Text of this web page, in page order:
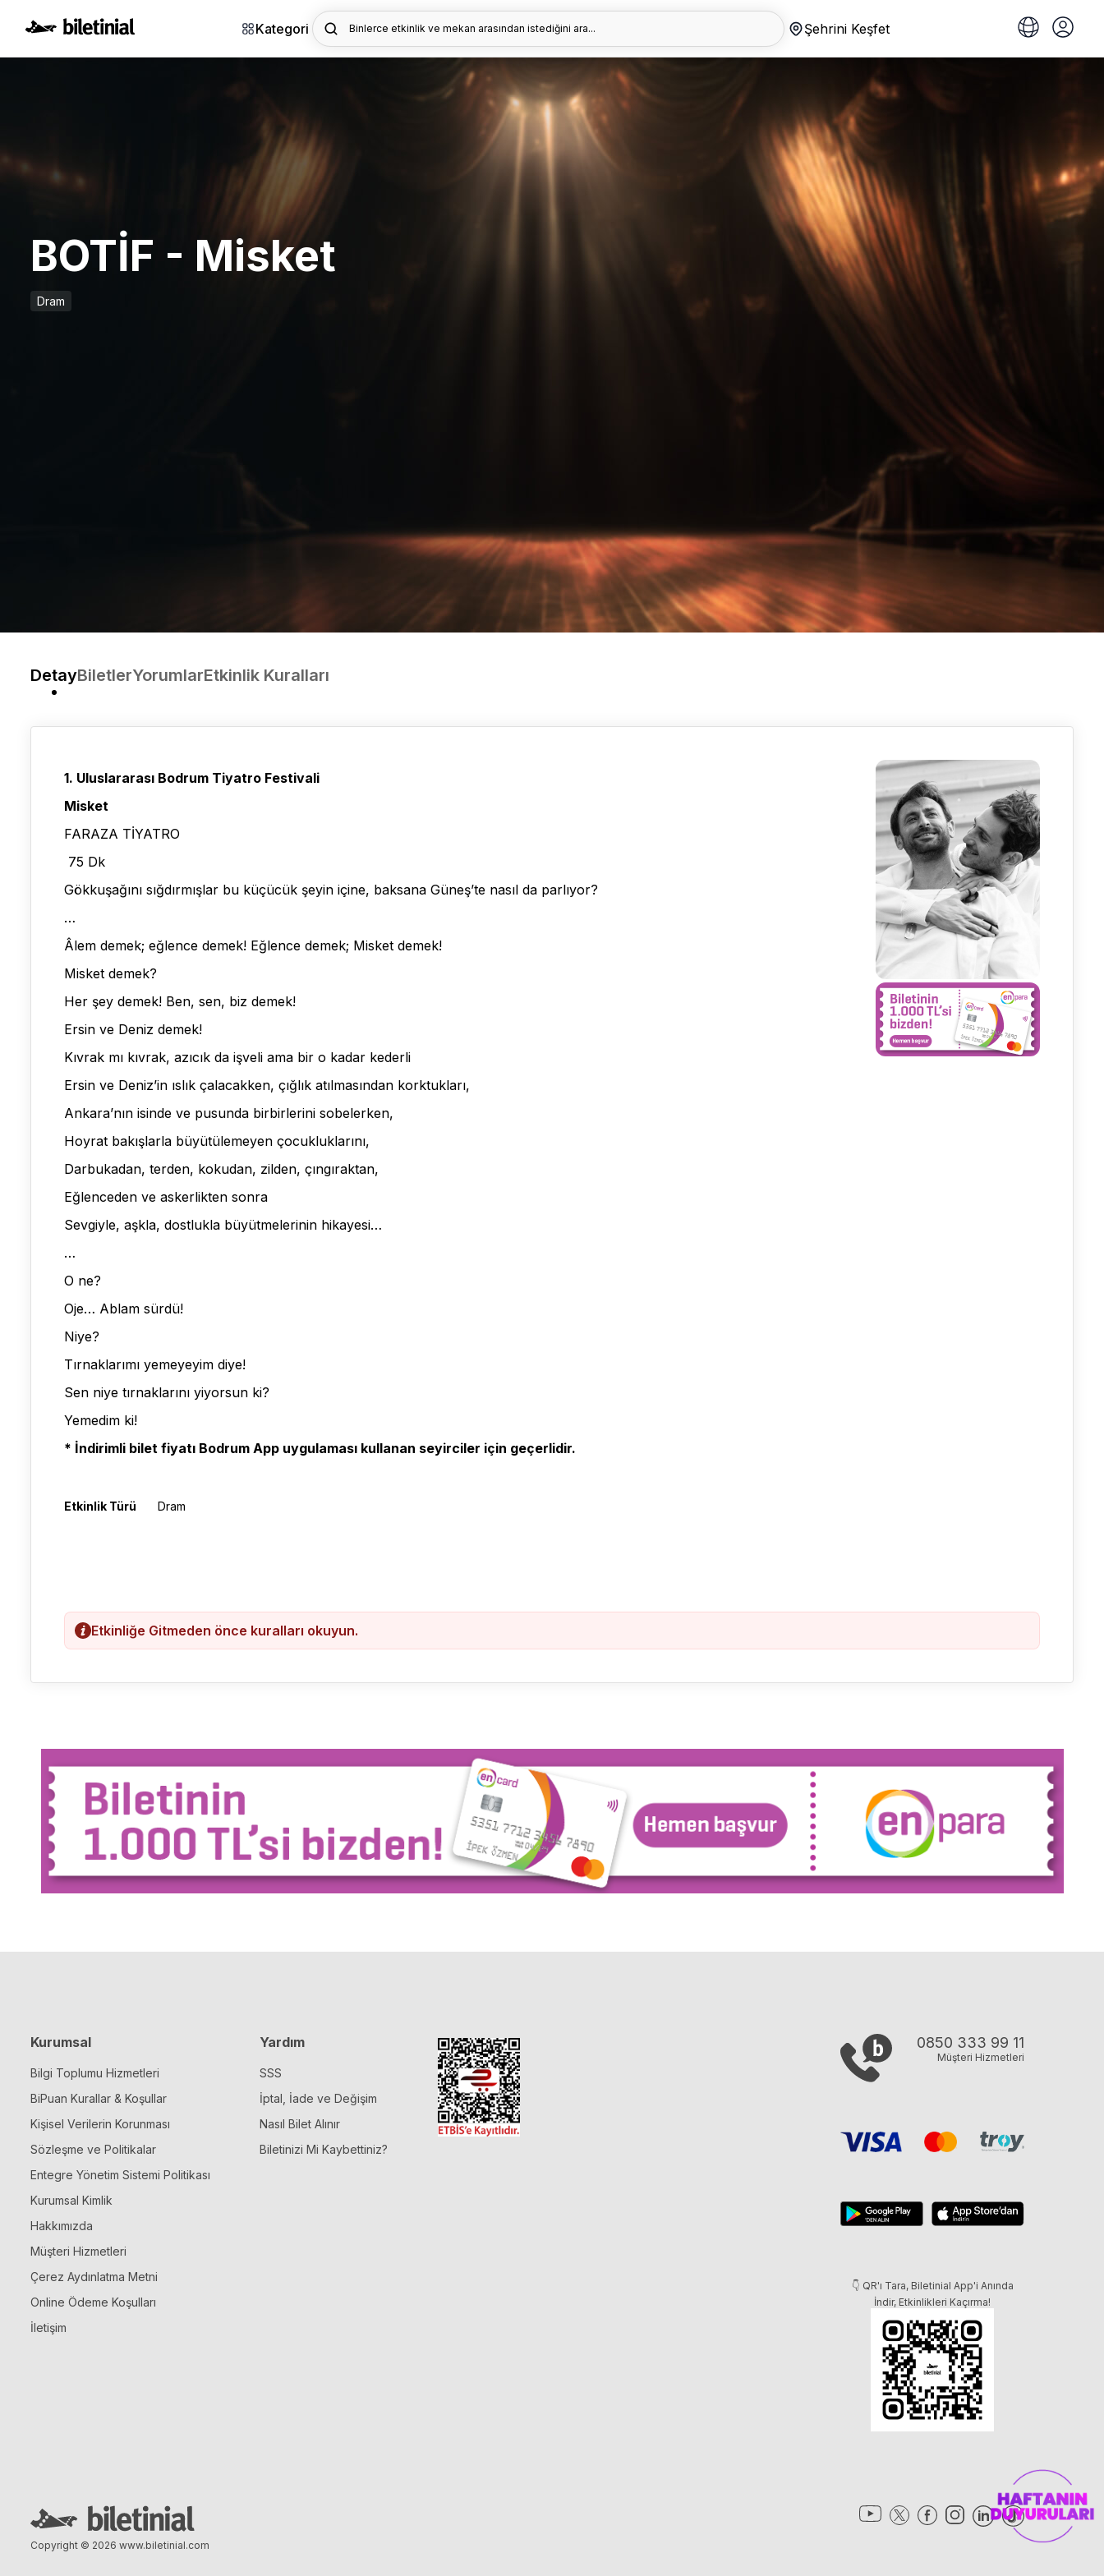
Kategori Binlerce etkinlik ve mekan arasından istediğini ara... Şehrini Keşfet
BOTİF - Misket
Dram
DetayBiletlerYorumlarEtkinlik Kuralları
1. Uluslararası Bodrum Tiyatro Festivali
Misket
FARAZA TİYATRO
75 Dk
Gökkuşağını sığdırmışlar bu küçücük şeyin içine, baksana Güneş’te nasıl da parlıyor?
…
Âlem demek; eğlence demek! Eğlence demek; Misket demek!
Misket demek?
Her şey demek! Ben, sen, biz demek!
Ersin ve Deniz demek!
Kıvrak mı kıvrak, azıcık da işveli ama bir o kadar kederli
Ersin ve Deniz’in ıslık çalacakken, çığlık atılmasından korktukları,
Ankara’nın isinde ve pusunda birbirlerini sobelerken,
Hoyrat bakışlarla büyütülemeyen çocukluklarını,
Darbukadan, terden, kokudan, zilden, çıngıraktan,
Eğlenceden ve askerlikten sonra
Sevgiyle, aşkla, dostlukla büyütmelerinin hikayesi…
…
O ne?
Oje… Ablam sürdü!
Niye?
Tırnaklarımı yemeyeyim diye!
Sen niye tırnaklarını yiyorsun ki?
Yemedim ki!
* İndirimli bilet fiyatı Bodrum App uygulaması kullanan seyirciler için geçerlidir.
Etkinlik Türü Dram
Etkinliğe Gitmeden önce kuralları okuyun.
Kurumsal
Bilgi Toplumu Hizmetleri
BiPuan Kurallar & Koşullar
Kişisel Verilerin Korunması
Sözleşme ve Politikalar
Entegre Yönetim Sistemi Politikası
Kurumsal Kimlik
Hakkımızda
Müşteri Hizmetleri
Çerez Aydınlatma Metni
Online Ödeme Koşulları
İletişim
Yardım
SSS
İptal, İade ve Değişim
Nasıl Bilet Alınır
Biletinizi Mi Kaybettiniz?
0850 333 99 11
Müşteri Hizmetleri
👇 QR'ı Tara, Biletinial App'i Anında
İndir, Etkinlikleri Kaçırma!
Copyright © 2026 www.biletinial.com